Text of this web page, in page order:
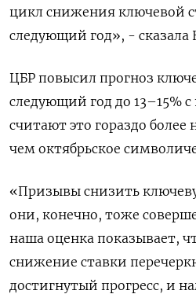
цикл снижения ключевой
следующий год», - сказала
ЦБР повысил прогноз
следующий год до 13–15%
считают это гораздо
чем октябрьское
«Призывы снизить
они, конечно, тоже
наша оценка показывает,
снижение ставки
достигнутый прогресс, и